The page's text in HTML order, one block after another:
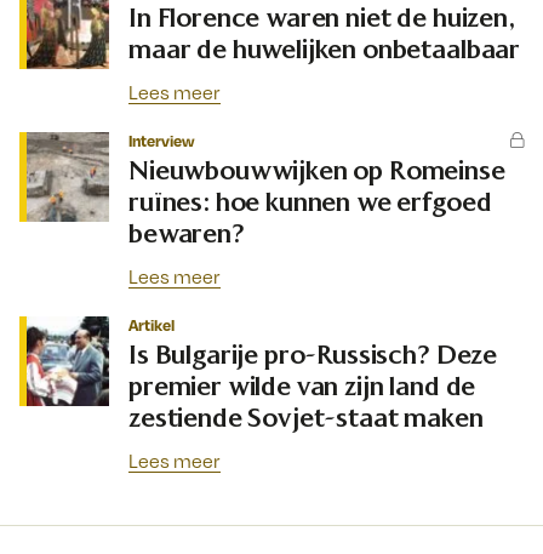
In Florence waren niet de huizen,
maar de huwelijken onbetaalbaar
Lees meer
Interview
Nieuwbouwwijken op Romeinse
ruïnes: hoe kunnen we erfgoed
bewaren?
Lees meer
Artikel
Is Bulgarije pro-Russisch? Deze
premier wilde van zijn land de
zestiende Sovjet-staat maken
Lees meer